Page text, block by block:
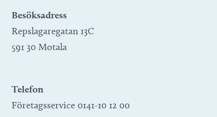
Besöksadress
Repslagaregatan 13C
591 30 Motala
Telefon
Företagsservice 0141-10 12 00